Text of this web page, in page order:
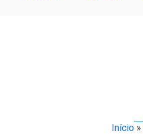
Início »